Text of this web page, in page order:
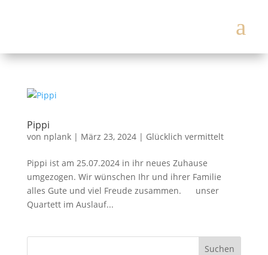
a
Pippi
von nplank| März 23, 2024| Glücklich vermittelt
Pippi ist am 25.07.2024 in ihr neues Zuhause
umgezogen. Wir wünschen Ihr und ihrer Familie
alles Gute und viel Freude zusammen. unser
Quartett im Auslauf...
Suchen